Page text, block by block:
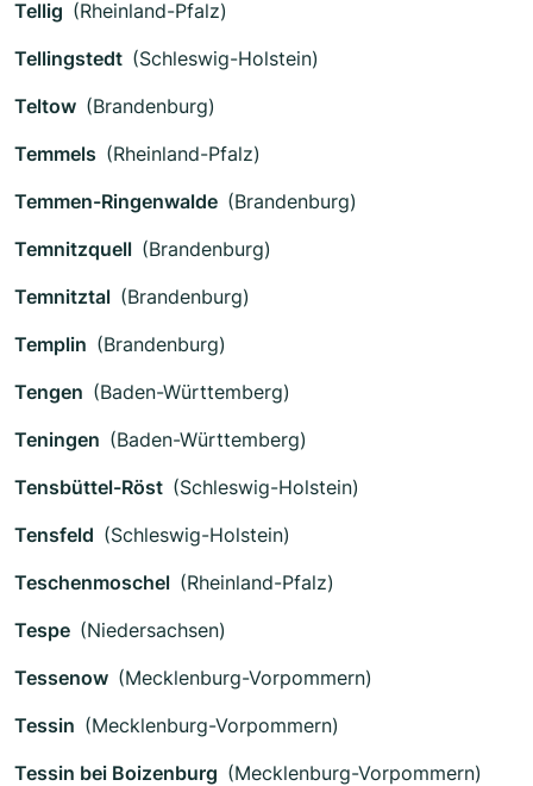
Tellig (Rheinland-Pfalz)
Tellingstedt (Schleswig-Holstein)
Teltow (Brandenburg)
Temmels (Rheinland-Pfalz)
Temmen-Ringenwalde (Brandenburg)
Temnitzquell (Brandenburg)
Temnitztal (Brandenburg)
Templin (Brandenburg)
Tengen (Baden-Württemberg)
Teningen (Baden-Württemberg)
Tensbüttel-Röst (Schleswig-Holstein)
Tensfeld (Schleswig-Holstein)
Teschenmoschel (Rheinland-Pfalz)
Tespe (Niedersachsen)
Tessenow (Mecklenburg-Vorpommern)
Tessin (Mecklenburg-Vorpommern)
Tessin bei Boizenburg (Mecklenburg-Vorpommern)